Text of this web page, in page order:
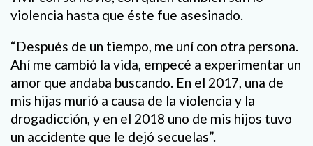
violencia hasta que éste fue asesinado.
“Después de un tiempo, me uní con otra persona.
Ahí me cambió la vida, empecé a experimentar un
amor que andaba buscando. En el 2017, una de
mis hijas murió a causa de la violencia y la
drogadicción, y en el 2018 uno de mis hijos tuvo
un accidente que le dejó secuelas”.